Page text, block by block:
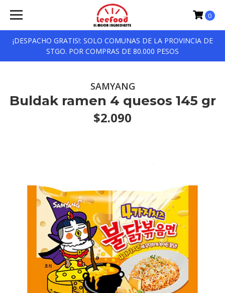
¡DESPACHO GRATIS!: SOLO COMUNAS DE LA PROVINCIA DE
STGO. POR COMPRAS DE 80.000 PESOS
0
SAMYANG
Buldak ramen 4 quesos 145 gr
$2.090